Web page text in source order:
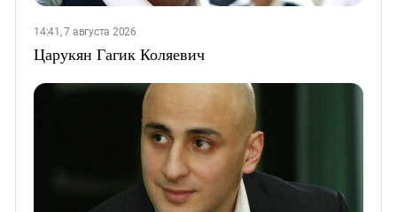
14:41, 7 августа 2026
Царукян Гагик Коляевич